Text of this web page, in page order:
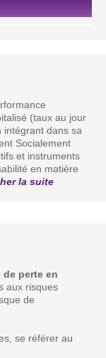
(taux au jour
intégrant dans sa
Socialement
et instruments
en matière
la suite
de perte en
aux risques
de
se référer au